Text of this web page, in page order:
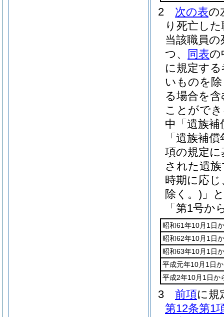
2 次の表の
り死亡し
当該職員
つ、
同表の
に規定す
いものを
る場合を含
ことがで
中「遺族
「遺族補
項の規定
された遺
時期に応
除く。) 」
「第1号
昭和61年10月1日
昭和62年10月1日
昭和63年10月1日
平成元年10月1日
平成2年10月1日か
3 前項に規
第12条第1